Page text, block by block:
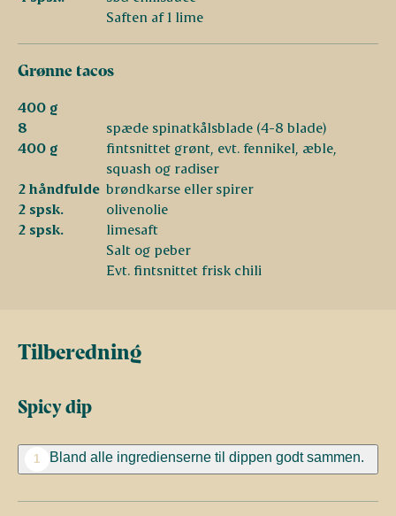
Saften af 1 lime
Grønne tacos
400 g
8
spæde spinatkålsblade (4-8 blade)
400 g
fintsnittet grønt, evt. fennikel, æble,
squash og radiser
2 håndfulde brøndkarse eller spirer
2 spsk.
olivenolie
2 spsk.
limesaft
Salt og peber
Evt. fintsnittet frisk chili
Tilberedning
Spicy dip
1 Bland alle ingredienserne til dippen godt sammen.